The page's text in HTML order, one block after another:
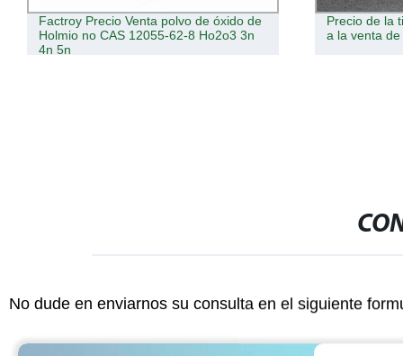
Factroy Precio Venta polvo de óxido de
Holmio no CAS 12055-62-8 Ho2o3 3n
4n 5n
Precio de la
a la venta
No dude en enviarnos su consulta en el siguiente